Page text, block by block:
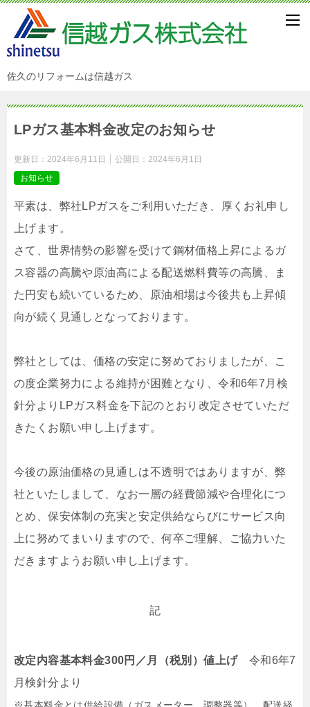
佐久のリフォームは信越ガス
LPガス基本料金改定のお知らせ
更新日： 2024年6月11日 公開日： 2024年6月1日
お知らせ
平素は、弊社LPガスをご利用いただき、厚くお礼申し
上げます。
さて、世界情勢の影響を受けて鋼材価格上昇によるガ
ス容器の高騰や原油高による配送燃料費等の高騰、ま
た円安も続いているため、原油相場は今後共も上昇傾
向が続く見通しとなっております。
弊社としては、価格の安定に努めておりましたが、こ
の度企業努力による維持が困難となり、令和6年7月検
針分よりLPガス料金を下記のとおり改定させていただ
きたくお願い申し上げます。
今後の原油価格の見通しは不透明ではありますが、弊
社といたしまして、なお一層の経費節減や合理化につ
とめ、保安体制の充実と安定供給ならびにサービス向
上に努めてまいりますので、何卒ご理解、ご協力いた
だきますようお願い申し上げます。
記
改定内容基本料金300円／月（税別）値上げ 令和6年7
月検針分より